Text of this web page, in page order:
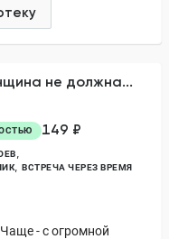
не должна...
149 ₽
ВСТРЕЧА ЧЕРЕЗ ВРЕМЯ
- с огромной